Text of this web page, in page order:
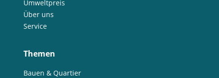
Umweltpreis
Über uns
Service
Themen
Bauen & Quartier